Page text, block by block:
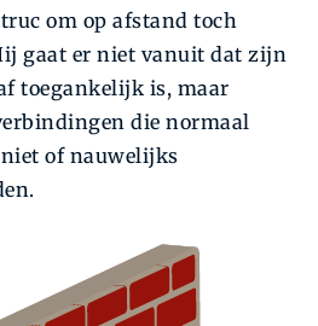
om op afstand toch
gaat er niet vanuit dat zijn
toegankelijk is, maar
die normaal
of nauwelijks